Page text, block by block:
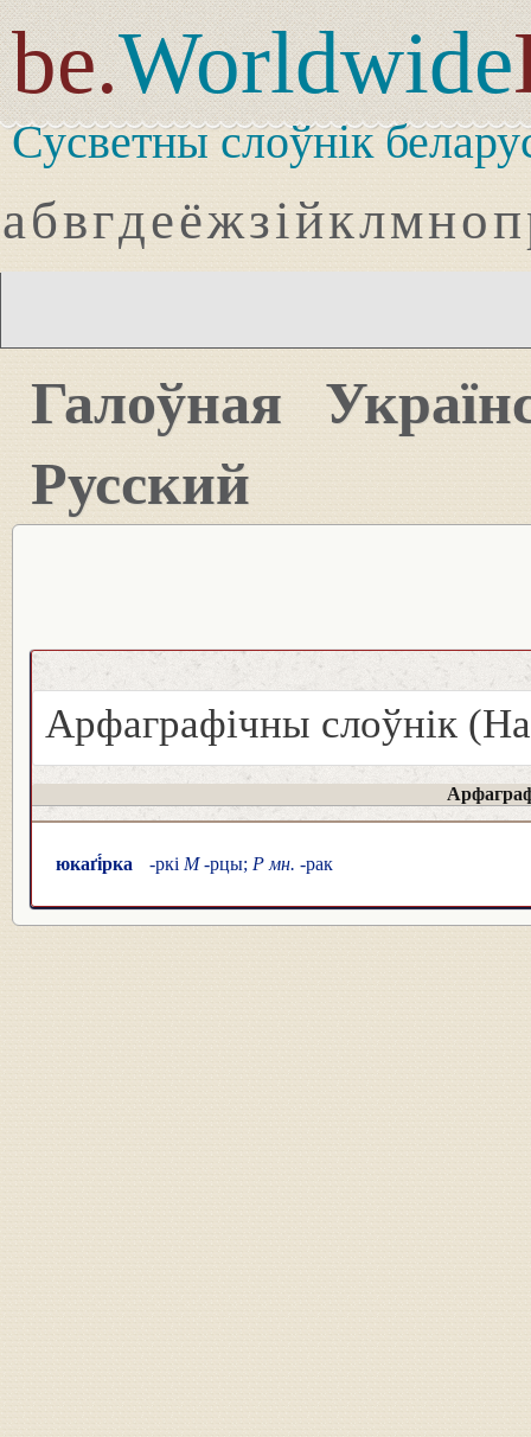
be.Worldwide
Сусветны слоўнік
абвгдеёжзійклмноп
Галоўная
Русский
Арфаграфічны слоўнік
юкаґі́рка -ркі М-рцы; Р мн. -рак